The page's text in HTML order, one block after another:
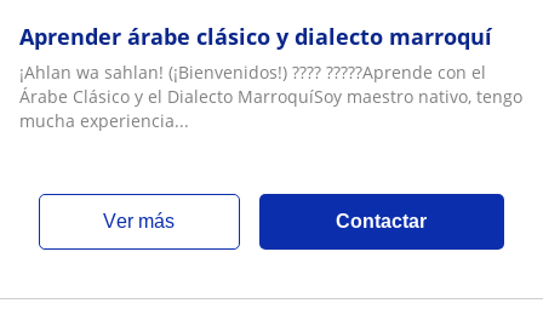
Aprender árabe clásico y dialecto marroquí
¡Ahlan wa sahlan! (¡Bienvenidos!) ???? ?????Aprende con el
Árabe Clásico y el Dialecto MarroquíSoy maestro nativo, tengo
mucha experiencia...
ver más Contactar